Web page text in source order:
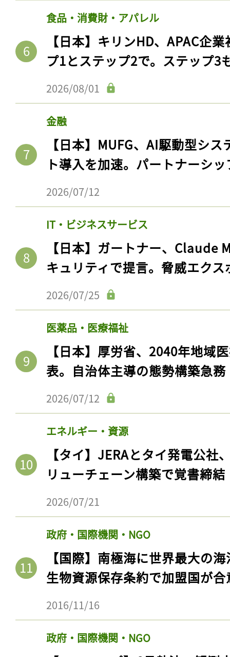
食品・消費財・アパレル
【日本】キリンHD、APAC企
プ1とステップ2で。ステップ3
2026/08/01
金融
【日本】MUFG、AI駆動型シ
ト導入を加速。パートナーシ
2026/07/12
IT・ビジネスサービス
【日本】ガートナー、Claude
キュリティで提言。脅威エク
2026/07/25
医薬品・医療福祉
【日本】厚労省、2040年地域
表。自治体主導の態勢構築急務
2026/07/12
エネルギー・資源
【タイ】JERAとタイ発電公社
リューチェーン構築で覚書締結
2026/07/21
政府・国際機関・NGO
【国際】南極海に世界最大の
生物資源保存条約で加盟国が合
2016/11/16
政府・国際機関・NGO